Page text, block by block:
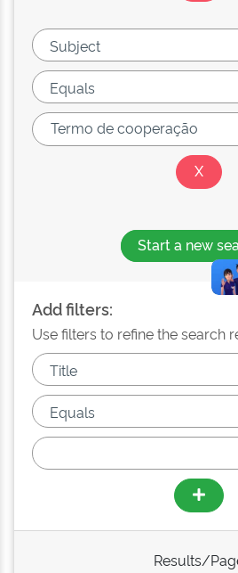
Start a new
Add filters:
Use filters to refine the search
Results/